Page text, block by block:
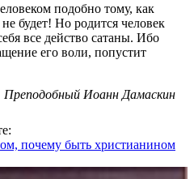
подобно тому, как
будет! Но родится человек
все действо сатаны. Ибо
его воли, попустит
Преподобный Иоанн Дамаскин
почему быть христианином